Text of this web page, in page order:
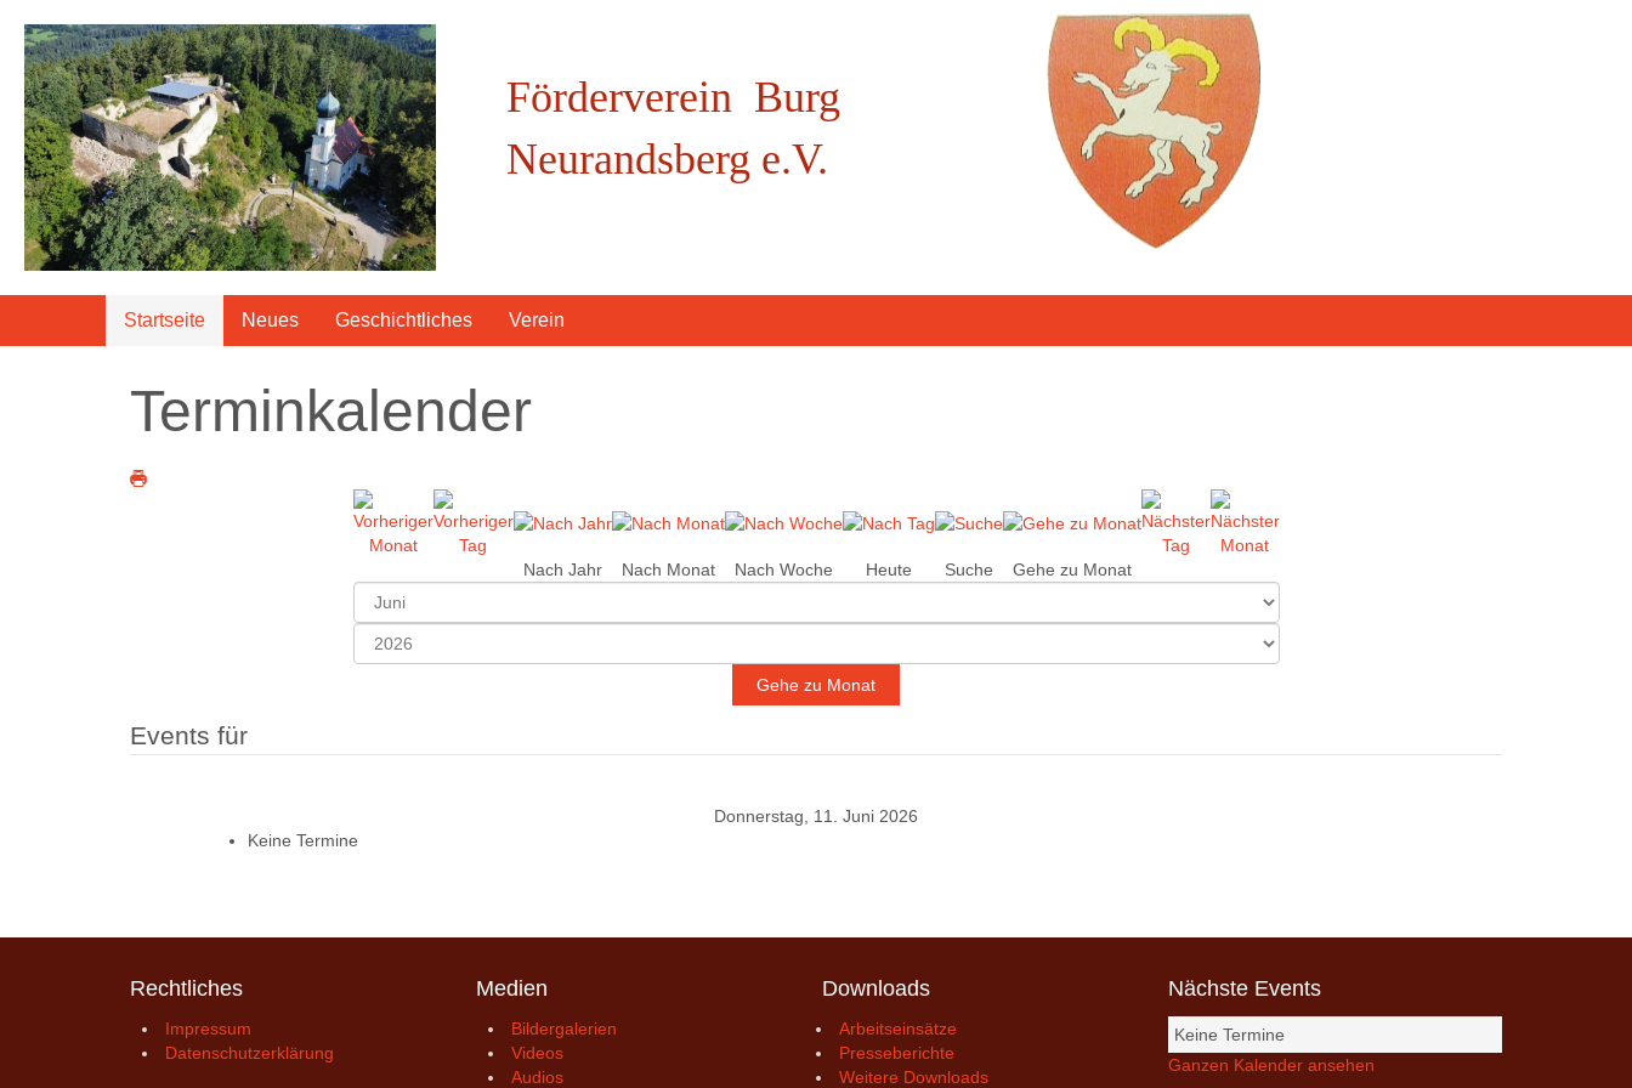
Förderverein Burg
Neurandsberg e.V.
Startseite Neues Geschichtliches Verein
Terminkalender
Nach Jahr Nach Monat Nach Woche Heute Suche Gehe zu Monat
Gehe zu Monat
Events für
Donnerstag, 11. Juni 2026
Keine Termine
Rechtliches
Impressum
Datenschutzerklärung
Medien
Bildergalerien
Videos
Audios
Downloads
Arbeitseinsätze
Presseberichte
Weitere Downloads
Nächste Events
Keine Termine
Ganzen Kalender ansehen